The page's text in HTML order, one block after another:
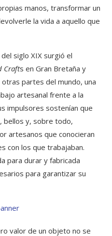
manos, transformar un
la vida a aquello que
siglo XIX surgió el
Crafts en Gran Bretaña y
partes del mundo, una
artesanal frente a la
impulsores sostenían que
bellos y, sobre todo,
artesanos que conocieran
con los que trabajaban.
para durar y fabricada
para garantizar su
valor de un objeto no se